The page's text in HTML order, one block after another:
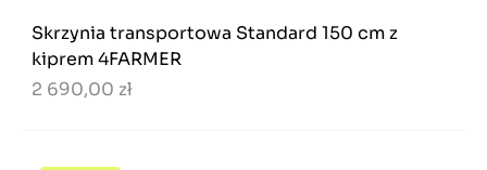
Skrzynia transportowa Standard 150 cm z
kiprem 4FARMER
2 690,00 zł